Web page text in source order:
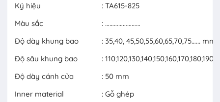
Ký hiệu
: TA615-825
Màu sắc
: ……………………
Độ dày khung bao
: 35,40, 45,50,55,60,65,70,75…... mm
Độ sâu khung bao
:
Độ dày cánh cửa
: 50 mm
Inner material
: Gỗ ghép